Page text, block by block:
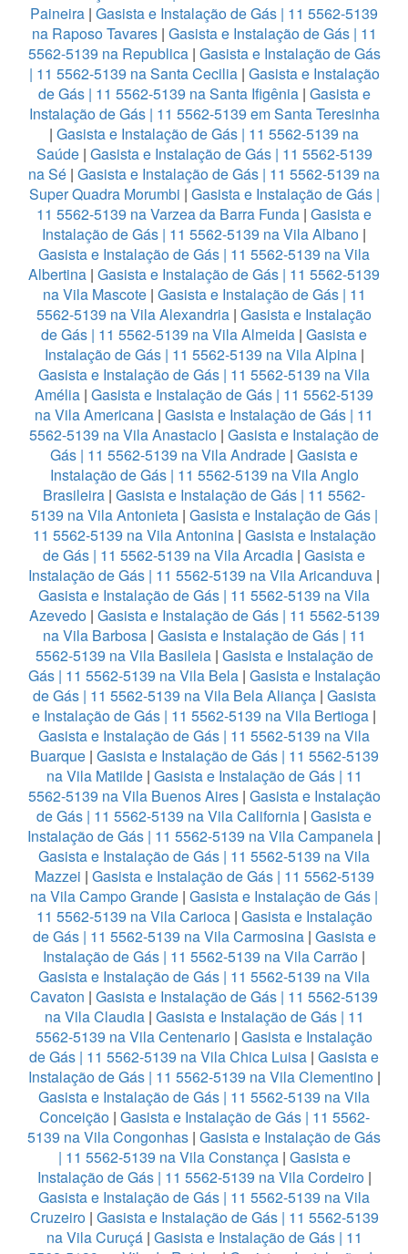
Paineira | Gasista e Instalação de Gás | 11 5562-5139
na Raposo Tavares| Gasista e Instalação de Gás | 11
5562-5139 na Republica| Gasista e Instalação de Gás
| 11 5562-5139 na Santa Cecilia| Gasista e Instalação
de Gás | 11 5562-5139 na Santa Ifigênia | Gasista e
Instalação de Gás | 11 5562-5139 em Santa Teresinha
| Gasista e Instalação de Gás | 11 5562-5139 na
Saúde| Gasista e Instalação de Gás | 11 5562-5139
na Sé | Gasista e Instalação de Gás | 11 5562-5139 na
Super Quadra Morumbi | Gasista e Instalação de Gás |
11 5562-5139 na Varzea da Barra Funda | Gasista e
Instalação de Gás | 11 5562-5139 na Vila Albano |
Gasista e Instalação de Gás | 11 5562-5139 na Vila
Albertina | Gasista e Instalação de Gás | 11 5562-5139
na Vila Mascote| Gasista e Instalação de Gás | 11
5562-5139 na Vila Alexandria | Gasista e Instalação
de Gás | 11 5562-5139 na Vila Almeida | Gasista e
Instalação de Gás | 11 5562-5139 na Vila Alpina |
Gasista e Instalação de Gás | 11 5562-5139 na Vila
Amélia | Gasista e Instalação de Gás | 11 5562-5139
na Vila Americana | Gasista e Instalação de Gás | 11
5562-5139 na Vila Anastacio | Gasista e Instalação de
Gás | 11 5562-5139 na Vila Andrade | Gasista e
Instalação de Gás | 11 5562-5139 na Vila Anglo
Brasileira | Gasista e Instalação de Gás | 11 5562-
5139 na Vila Antonieta| Gasista e Instalação de Gás |
11 5562-5139 na Vila Antonina| Gasista e Instalação
de Gás | 11 5562-5139 na Vila Arcadia | Gasista e
Instalação de Gás | 11 5562-5139 na Vila Aricanduva |
Gasista e Instalação de Gás | 11 5562-5139 na Vila
Azevedo| Gasista e Instalação de Gás | 11 5562-5139
na Vila Barbosa| Gasista e Instalação de Gás | 11
5562-5139 na Vila Basileia| Gasista e Instalação de
Gás | 11 5562-5139 na Vila Bela| Gasista e Instalação
de Gás | 11 5562-5139 na Vila Bela Aliança| Gasista
e Instalação de Gás | 11 5562-5139 na Vila Bertioga |
Gasista e Instalação de Gás | 11 5562-5139 na Vila
Buarque| Gasista e Instalação de Gás | 11 5562-5139
na Vila Matilde| Gasista e Instalação de Gás | 11
5562-5139 na Vila Buenos Aires| Gasista e Instalação
de Gás | 11 5562-5139 na Vila California | Gasista e
Instalação de Gás | 11 5562-5139 na Vila Campanela |
Gasista e Instalação de Gás | 11 5562-5139 na Vila
Mazzei | Gasista e Instalação de Gás | 11 5562-5139
na Vila Campo Grande | Gasista e Instalação de Gás |
11 5562-5139 na Vila Carioca| Gasista e Instalação
de Gás | 11 5562-5139 na Vila Carmosina| Gasista e
Instalação de Gás | 11 5562-5139 na Vila Carrão |
Gasista e Instalação de Gás | 11 5562-5139 na Vila
Cavaton | Gasista e Instalação de Gás | 11 5562-5139
na Vila Claudia| Gasista e Instalação de Gás | 11
5562-5139 na Vila Centenario | Gasista e Instalação
de Gás | 11 5562-5139 na Vila Chica Luisa | Gasista e
Instalação de Gás | 11 5562-5139 na Vila Clementino|
Gasista e Instalação de Gás | 11 5562-5139 na Vila
Conceição| Gasista e Instalação de Gás | 11 5562-
5139 na Vila Congonhas | Gasista e Instalação de Gás
| 11 5562-5139 na Vila Constança| Gasista e
Instalação de Gás | 11 5562-5139 na Vila Cordeiro|
Gasista e Instalação de Gás | 11 5562-5139 na Vila
Cruzeiro | Gasista e Instalação de Gás | 11 5562-5139
na Vila Curuçá | Gasista e Instalação de Gás | 11